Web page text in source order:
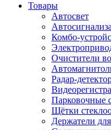
Товары
Автосвет
Комбо-
Очистители
Радар-
Парковочные
Щётки
Держатели